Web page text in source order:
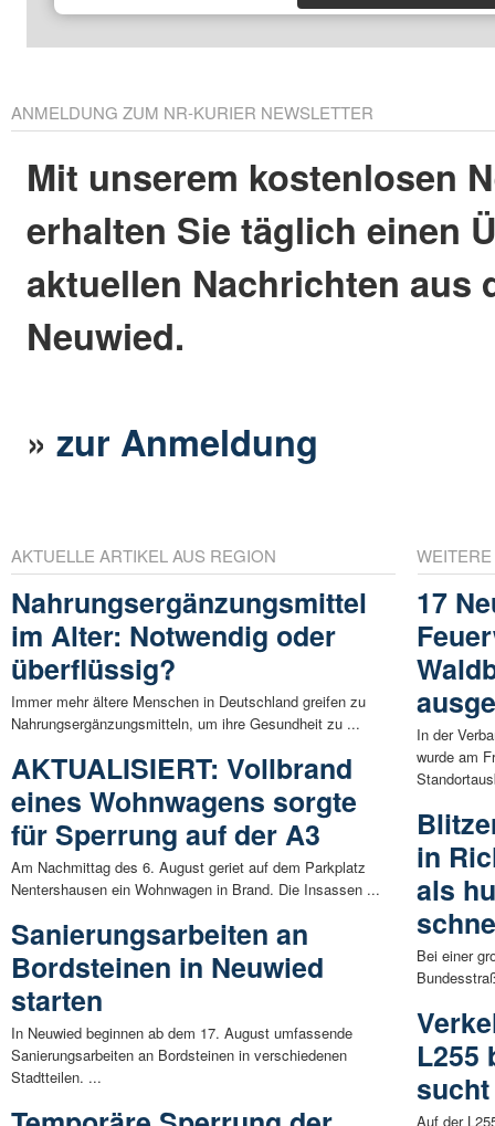
ANMELDUNG ZUM NR-KURIER NEWSLETTER
Mit unserem kostenlosen
erhalten Sie täglich einen
aktuellen Nachrichten aus
Neuwied.
»zur Anmeldung
AKTUELLE ARTIKEL AUS REGION
Nahrungsergänzungsmittel
im Alter: Notwendig oder
überflüssig?
Immer mehr ältere Menschen in Deutschland greifen zu
Nahrungsergänzungsmitteln, um ihre Gesundheit zu ...
AKTUALISIERT: Vollbrand
eines Wohnwagens sorgte
für Sperrung auf der A3
Am Nachmittag des 6. August geriet auf dem Parkplatz
Nentershausen ein Wohnwagen in Brand. Die Insassen ...
Sanierungsarbeiten an
Bordsteinen in Neuwied
starten
In Neuwied beginnen ab dem 17. August umfassende
Sanierungsarbeiten an Bordsteinen in verschiedenen
Stadtteilen. ...
17
In der
wurde am
in
als
Bei einer
L255
Auf der